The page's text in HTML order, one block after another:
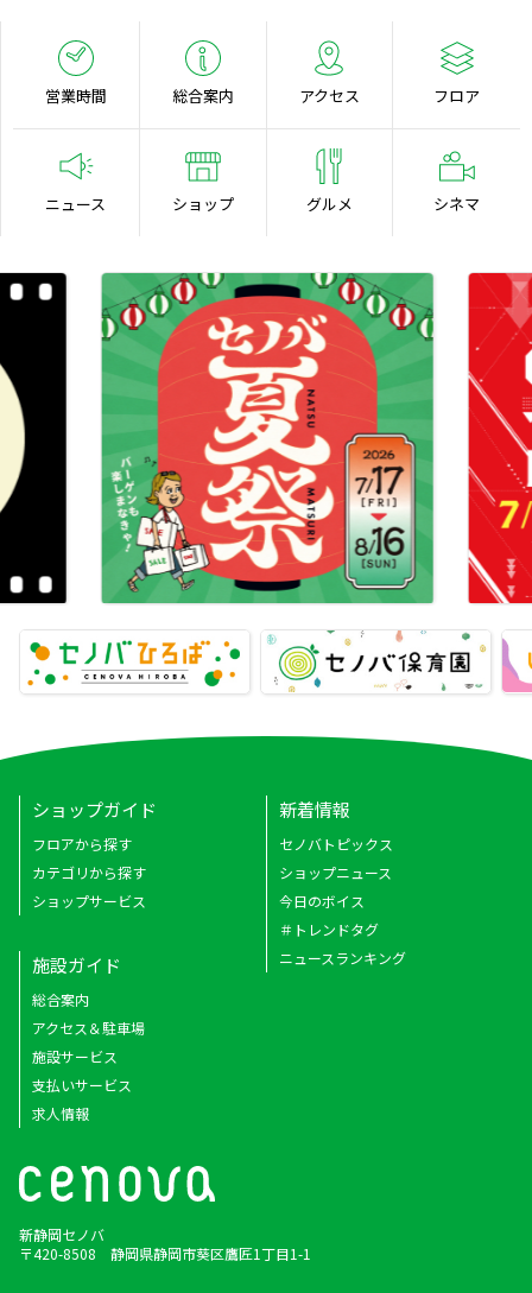
営業時間 総合案内 アクセス フロア
ニュース ショップ グルメ シネマ
ショップガイド
フロアから探す
カテゴリから探す
ショップサービス
新着情報
セノバトピックス
ショップニュース
今日のボイス
＃トレンドタグ
ニュースランキング
施設ガイド
総合案内
アクセス＆駐車場
施設サービス
支払いサービス
求人情報
新静岡セノバ
〒420-8508 静岡県静岡市葵区鷹匠1丁目1-1